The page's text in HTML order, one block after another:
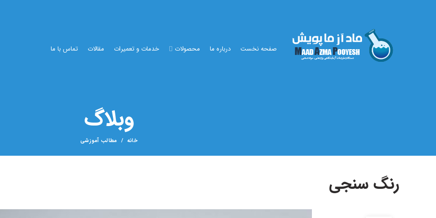
صفحه نخست درباره ما محصولات خدمات و تعمیرات مقالات تماس با ما
وبلاگ
خانه مطالب آموزشی
رنگ سنجی